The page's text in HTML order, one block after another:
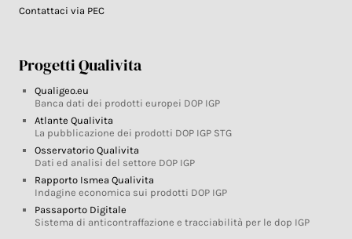
Contattaci via PEC
Progetti Qualivita
Qualigeo.eu
Banca dati dei prodotti europei DOP IGP
Atlante Qualivita
La pubblicazione dei prodotti DOP IGP STG
Osservatorio Qualivita
Dati ed analisi del settore DOP IGP
Rapporto Ismea Qualivita
Indagine economica sui prodotti DOP IGP
Passaporto Digitale
Sistema di anticontraffazione e tracciabilità per le dop IGP